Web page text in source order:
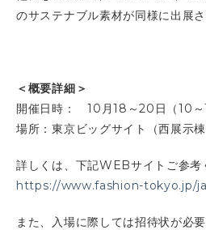
のサステナブル素材が同様に出展さ
＜概要詳細＞
開催日時： 10月18～20日（10～
場所：東京ビッグサイト（西展示棟
詳しくは、下記WEBサイトご参考
https://www.fashion-tokyo.jp/
また、入場に際しては招待状が必要